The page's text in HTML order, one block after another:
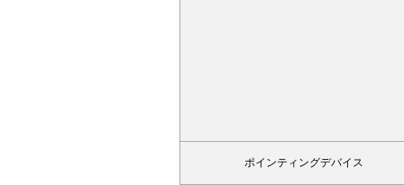
ポインティングデバイス